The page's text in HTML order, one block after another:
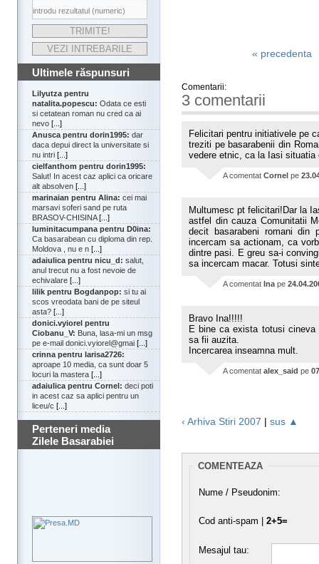
Ultimele răspunsuri
Lilyutza pentru
natalita.popescu: Odata ce esti
si cetatean roman nu cred ca ai
nevo [...]
Anusca pentru dorin1995: dar
daca depui direct la universitate si
nu intri [...]
cielfanthom pentru dorin1995:
Salut! In acest caz aplici ca oricare
alt absolven [...]
marinaian pentru Alina: cei mai
marsavi soferi sand pe ruta
BRASOV-CHISINA[...]
luminitacumpana pentru D0ina:
Ca basarabean cu diploma din rep.
Moldova , nu e n [...]
adaiulica pentru nicu_d: salut,
anul trecut nu a fost nevoie de
echivalare [...]
lilik pentru Bogdanpop: si tu ai
scos vreodata bani de pe siteul
asta? [...]
donici.vyiorel pentru
Ciobanu_V: Buna, lasa-mi un msg
pe e-mail donici.vyiorel@gmai [...]
crinna pentru larisa2726:
aproape 10 media, ca sunt doar 5
locuri la mastera [...]
adaiulica pentru Cornel: deci poti
in acest caz sa aplici pentru un
liceu/c [...]
Perteneri media
Zilele Basarabiei
« precedenta
Comentarii:
3 comentarii
Felicitari pentru initiativele pe
treziti pe basarabenii din
vedere etnic, ca la Iasi
A comentat Cornel pe
Multumesc pt felicitari!Dar la
astfel din cauza Comunitatii
decit basarabeni romani din
incercam sa actionam, ca
dintre pasi. E greu sa-i
sa incercam macar. Totusi
A comentat Ina pe
Bravo Ina!!!!!
E bine ca exista totusi
sa fii auzita.
Incercarea inseamna mult.
A comentat alex_said pe
‹ Arhiva Stiri 2007 | sus ▲
COMENTEAZA
Nume / Pseudonim:
Cod anti-spam | 2+5=
Mesajul tau: